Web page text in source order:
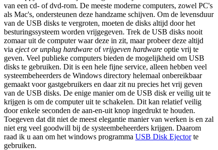
van een cd- of dvd-rom. De meeste moderne computers, zowel PC's
als Mac's, ondersteunen deze handzame schijven. Om de levensduur
van de USB disks te vergroten, moeten de disks altijd door het
besturingssysteem worden vrijgegeven. Trek de USB disks nooit
zomaar uit de computer waar deze in zit, maar probeer deze altijd
via eject or unplug hardware ofvrijgeven hardware optie vrij te
geven. Veel publieke computers bieden de mogelijkheid om USB
disks te gebruiken. Dit is een hele fijne service, alleen hebben veel
systeembeheerders de Windows directory helemaal onbereikbaar
gemaakt voor gastgebruikers en daar zit nu precies het vrij geven
van de USB disks. De enige manier om de USB disk er veilig uit te
krijgen is om de computer uit te schakelen. Dit kan relatief veilig
door enkele seconden de aan-en-uit knop ingedrukt te houden.
Toegeven dat dit niet de meest elegantie manier van werken is en zal
niet erg veel goodwill bij de systeembeheerders krijgen. Daarom
raad ik u aan om het windows programma USB Disk Ejectorte
gebruiken.